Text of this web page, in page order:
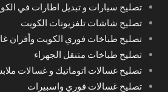
تصليح سيارات و تبديل اطارات في الكويت 24
تصليح شاشات تلفزيونات الكويت
تصليح طباخات فوري الكويت وأفران
تصليح طباخات متنقل الجهراء
تصليح غسالات اتوماتيك و غسالات
تصليح غسالات فوري واسبيرات